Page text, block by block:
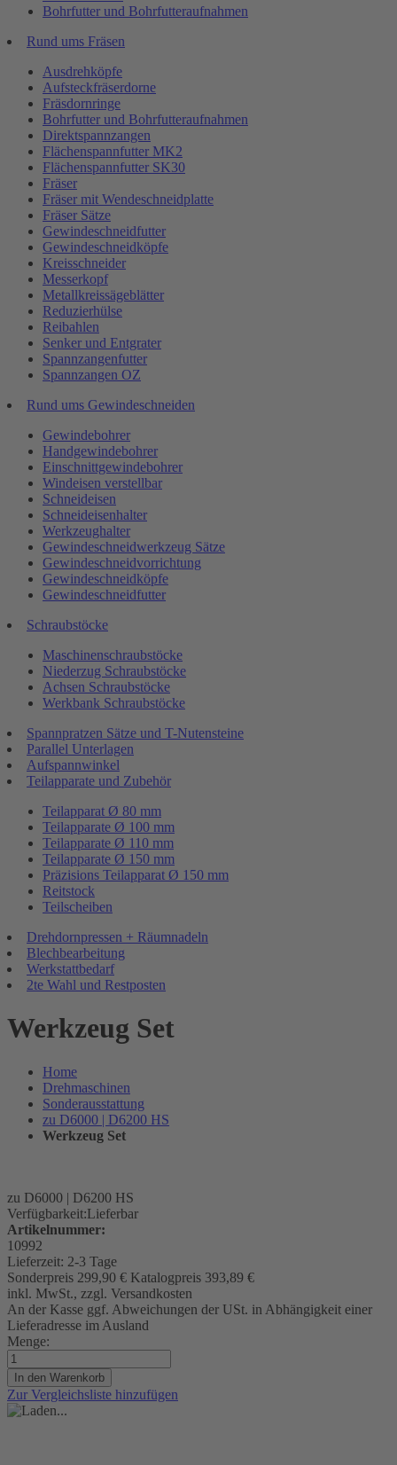
Bohrfutter und Bohrfutteraufnahmen
Rund ums Fräsen
Ausdrehköpfe
Aufsteckfräserdorne
Fräsdornringe
Bohrfutter und Bohrfutteraufnahmen
Direktspannzangen
Flächenspannfutter MK2
Flächenspannfutter SK30
Fräser
Fräser mit Wendeschneidplatte
Fräser Sätze
Gewindeschneidfutter
Gewindeschneidköpfe
Kreisschneider
Messerkopf
Metallkreissägeblätter
Reduzierhülse
Reibahlen
Senker und Entgrater
Spannzangenfutter
Spannzangen OZ
Rund ums Gewindeschneiden
Gewindebohrer
Handgewindebohrer
Einschnittgewindebohrer
Windeisen verstellbar
Schneideisen
Schneideisenhalter
Werkzeughalter
Gewindeschneidwerkzeug Sätze
Gewindeschneidvorrichtung
Gewindeschneidköpfe
Gewindeschneidfutter
Schraubstöcke
Maschinenschraubstöcke
Niederzug Schraubstöcke
Achsen Schraubstöcke
Werkbank Schraubstöcke
Spannpratzen Sätze und T-Nutensteine
Parallel Unterlagen
Aufspannwinkel
Teilapparate und Zubehör
Teilapparat Ø 80 mm
Teilapparate Ø 100 mm
Teilapparate Ø 110 mm
Teilapparate Ø 150 mm
Präzisions Teilapparat Ø 150 mm
Reitstock
Teilscheiben
Drehdornpressen + Räumnadeln
Blechbearbeitung
Werkstattbedarf
2te Wahl und Restposten
Werkzeug Set
Home
Drehmaschinen
Sonderausstattung
zu D6000 | D6200 HS
Werkzeug Set
zu D6000 | D6200 HS
Verfügbarkeit:Lieferbar
Artikelnummer:
10992
Lieferzeit: 2-3 Tage
Sonderpreis 299,90 € Katalogpreis 393,89 €
inkl. MwSt., zzgl. Versandkosten
An der Kasse ggf. Abweichungen der USt. in Abhängigkeit einer
Lieferadresse im Ausland
Menge:
In den Warenkorb
Zur Vergleichsliste hinzufügen